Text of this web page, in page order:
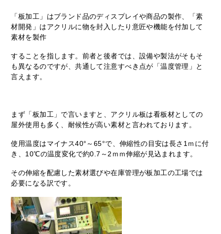
「板加工」はブランド品のディスプレイや商品の製作、「素
材開発」はアクリルに物を封入したり意匠や機能を付加して
素材を製作
することを指します。前者と後者では、設備や製法がそもそ
も異なるのですが、共通して注意すべき点が「温度管理」と
言えます。
まず「板加工」で言いますと、アクリル板は看板材としての
屋外使用も多く、耐候性が高い素材と言われております。
使用温度はマイナス40°～65°で、伸縮性の目安は長さ1ｍに付
き、10℃の温度変化で約0.7～2ｍｍ伸縮が見込まれます。
その伸縮を配慮した素材選びや在庫管理が板加工の工場では
必要になる訳です。